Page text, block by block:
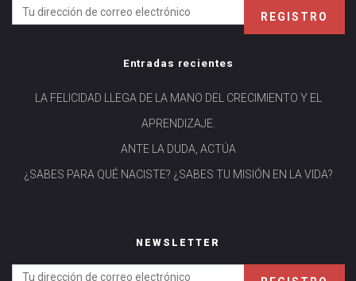
Entradas recientes
LA FELICIDAD LLEGA DE LA MANO DEL CRECIMIENTO Y EL
APRENDIZAJE.
ANTE LA DUDA, ACTÚA
¿SABES PARA QUÉ NACISTE? ¿SABES TU MISIÓN EN LA VIDA?
NEWSLETTER